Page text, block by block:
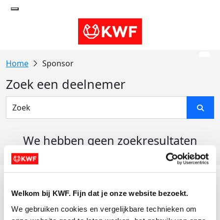
Welkom bij KWF. Fijn dat je onze website bezoekt.
We gebruiken cookies en vergelijkbare technieken om
Sponsor
Zoek een deelnemer
We hebben geen zoekresultaten
Actiematerialen
Evenementen